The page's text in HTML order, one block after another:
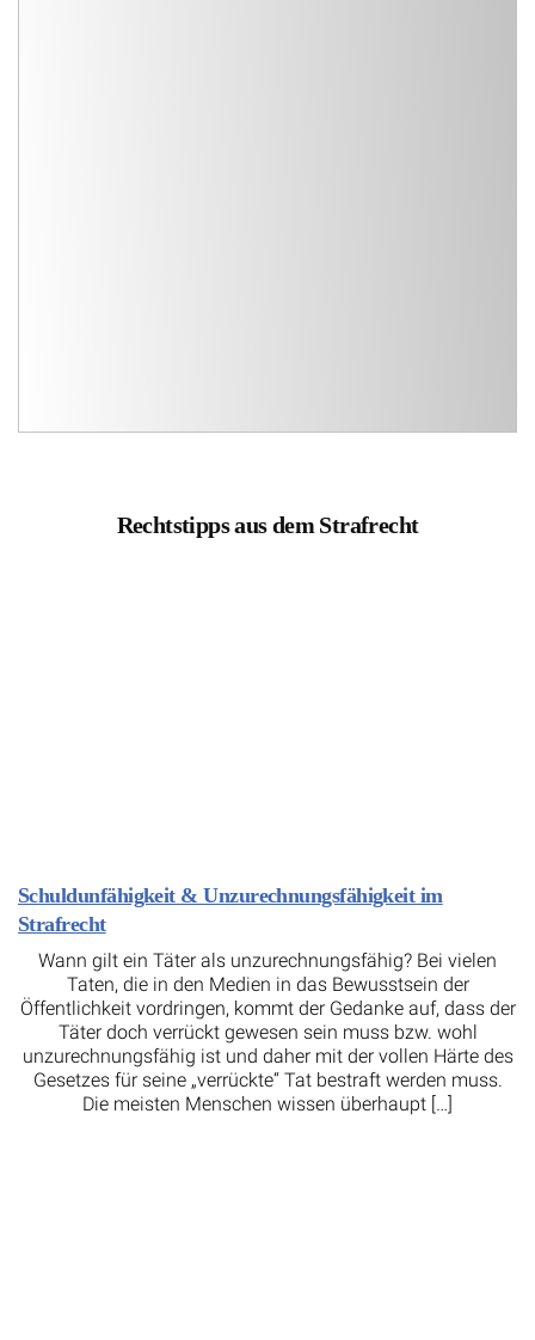
Rechtstipps aus dem Strafrecht
Schuldunfähigkeit & Unzurechnungsfähigkeit im
Strafrecht
Wann gilt ein Täter als unzurechnungsfähig? Bei vielen
Taten, die in den Medien in das Bewusstsein der
Öffentlichkeit vordringen, kommt der Gedanke auf, dass der
Täter doch verrückt gewesen sein muss bzw. wohl
unzurechnungsfähig ist und daher mit der vollen Härte des
Gesetzes für seine „verrückte“ Tat bestraft werden muss.
Die meisten Menschen wissen überhaupt […]